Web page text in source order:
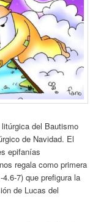
del Bautismo
de Navidad. El
epifanías
regala como primera
7) que prefigura la
de Lucas del